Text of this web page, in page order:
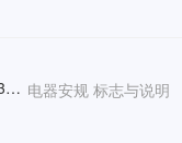
GB 4706.30-2008; IEC 60335-2-14:2016+A1: 2019; EN60335-2-14: 2006+A1: 2008+A11: 2012+A12: 2016; 电器安规 标志与说明